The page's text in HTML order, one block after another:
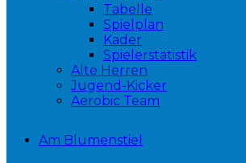
Tabelle
Spielplan
Kader
Spielerstatistik
Alte Herren
Jugend-Kicker
Aerobic Team
Am Blumenstiel